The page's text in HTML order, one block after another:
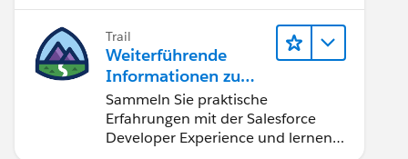
Trail
Weiterführende
Informationen zu
Salesforce-
Entwicklungstools
und -konzepten
Sammeln Sie praktische
Erfahrungen mit der Salesforce
Developer Experience und lernen